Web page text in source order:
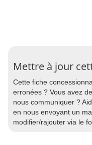
Mettre à jour
Cette fiche
erronées ? Vous avez
nous communiquer ?
en nous envoyant un
modifier/rajouter via le